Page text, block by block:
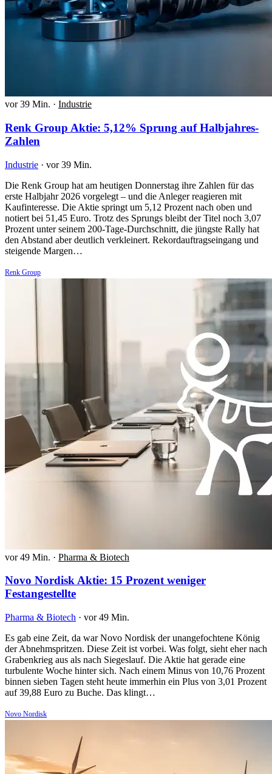
vor 39 Min. · Industrie
Renk Group Aktie: 5,12% Sprung auf Halbjahres-
Zahlen
Industrie · vor 39 Min.
Die Renk Group hat am heutigen Donnerstag ihre Zahlen für das
erste Halbjahr 2026 vorgelegt – und die Anleger reagieren mit
Kaufinteresse. Die Aktie springt um 5,12 Prozent nach oben und
notiert bei 51,45 Euro. Trotz des Sprungs bleibt der Titel noch 3,07
Prozent unter seinem 200-Tage-Durchschnitt, die jüngste Rally hat
den Abstand aber deutlich verkleinert. Rekordauftragseingang und
steigende Margen…
Renk Group
vor 49 Min. · Pharma & Biotech
Novo Nordisk Aktie: 15 Prozent weniger
Festangestellte
Pharma & Biotech · vor 49 Min.
Es gab eine Zeit, da war Novo Nordisk der unangefochtene König
der Abnehmspritzen. Diese Zeit ist vorbei. Was folgt, sieht eher nach
Grabenkrieg aus als nach Siegeslauf. Die Aktie hat gerade eine
turbulente Woche hinter sich. Nach einem Minus von 10,76 Prozent
binnen sieben Tagen steht heute immerhin ein Plus von 3,01 Prozent
auf 39,88 Euro zu Buche. Das klingt…
Novo Nordisk